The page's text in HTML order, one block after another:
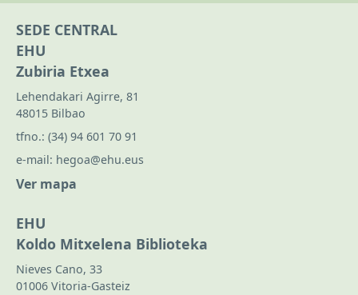
SEDE CENTRAL
EHU
Zubiria Etxea
Lehendakari Agirre, 81
48015 Bilbao
tfno.: (34) 94 601 70 91
e-mail: hegoa@ehu.eus
Ver mapa
EHU
Koldo Mitxelena Biblioteka
Nieves Cano, 33
01006 Vitoria-Gasteiz